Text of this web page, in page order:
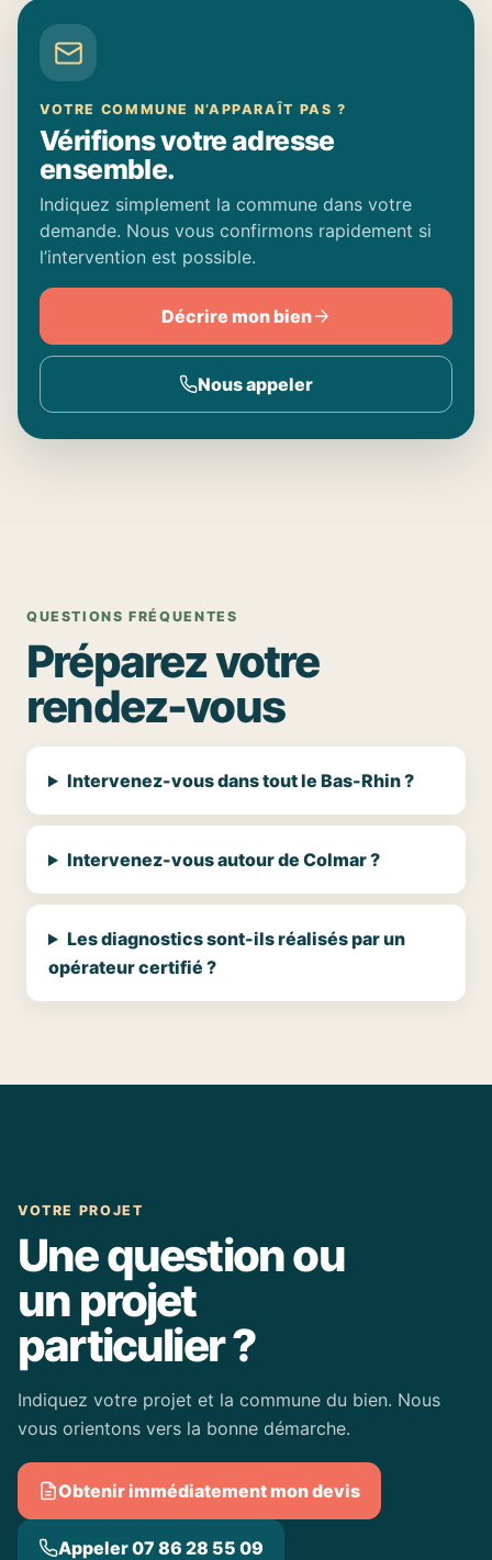
VOTRE COMMUNE N’APPARAÎT PAS ?
Vérifions votre adresse
ensemble.
Indiquez simplement la commune dans votre
demande. Nous vous confirmons rapidement si
l’intervention est possible.
Décrire mon bien
Nous appeler
QUESTIONS FRÉQUENTES
Préparez votre
rendez-vous
Intervenez-vous dans tout le Bas-Rhin ?
Intervenez-vous autour de Colmar ?
Les diagnostics sont-ils réalisés par un
opérateur certifié ?
VOTRE PROJET
Une question ou
un projet
particulier ?
Indiquez votre projet et la commune du bien. Nous
vous orientons vers la bonne démarche.
Obtenir immédiatement mon devis
Appeler 07 86 28 55 09